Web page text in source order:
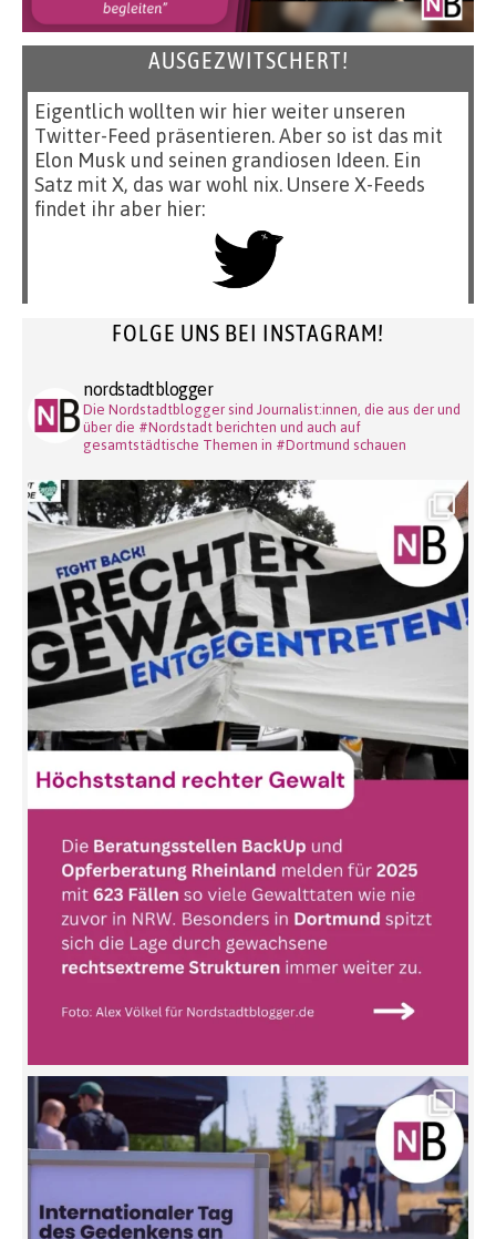
AUSGEZWITSCHERT!
Eigentlich wollten wir hier weiter unseren
Twitter-Feed präsentieren. Aber so ist das mit
Elon Musk und seinen grandiosen Ideen. Ein
Satz mit X, das war wohl nix. Unsere X-Feeds
findet ihr aber hier:
FOLGE UNS BEI INSTAGRAM!
nordstadtblogger
Die Nordstadtblogger sind Journalist:innen, die aus der und
über die #Nordstadt berichten und auch auf
gesamtstädtische Themen in #Dortmund schauen